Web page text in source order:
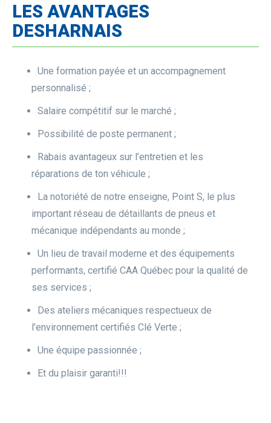
LES AVANTAGES
DESHARNAIS
Une formation payée et un accompagnement
personnalisé ;
Salaire compétitif sur le marché ;
Possibilité de poste permanent ;
Rabais avantageux sur l’entretien et les
réparations de ton véhicule ;
La notoriété de notre enseigne, Point S, le plus
important réseau de détaillants de pneus et
mécanique indépendants au monde ;
Un lieu de travail moderne et des équipements
performants, certifié CAA Québec pour la qualité de
ses services ;
Des ateliers mécaniques respectueux de
l’environnement certifiés Clé Verte ;
Une équipe passionnée ;
Et du plaisir garanti!!!